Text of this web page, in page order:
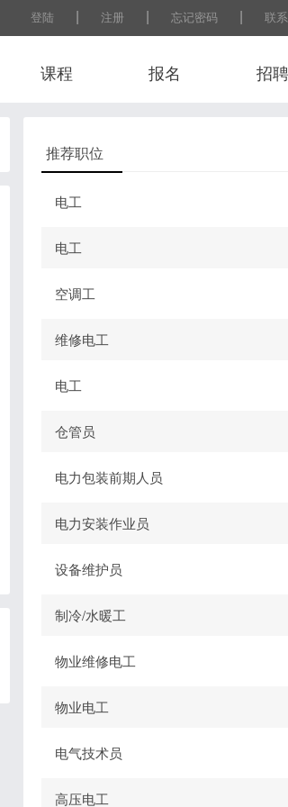
登陆 | 注册 | 忘记密码 | 联
课程 报名 招聘
推荐职位
电工
电工
空调工
维修电工
电工
仓管员
电力包装前期人员
电力安装作业员
设备维护员
制冷/水暖工
物业维修电工
物业电工
电气技术员
高压电工